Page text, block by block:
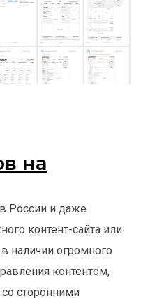
на
России и даже
контент-сайта или
наличии огромного
контентом,
со сторонними